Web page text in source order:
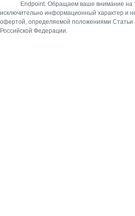
Endpoint. Обращаем ваше внимание на
исключительно информационный характер и
офертой, определяемой положениями Статьи
Российской Федерации.